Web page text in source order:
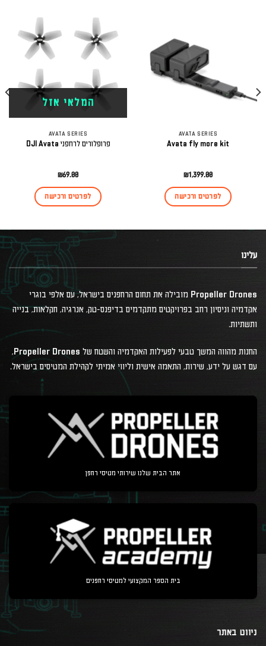
AVATA SERIES
Avata fly more kit
₪1,399.00
לפרטים ורכישה
המלאי אזל
AVATA SERIES
פרופלורים לרחפני DJI Avata
₪69.00
לפרטים ורכישה
עלינו
Propeller Drones מובילה את תחום הרחפנים בישראל, עם אלפי בוגרי
אקדמיה וניסיון רחב בפרויקטים מתקדמים בדיפנס-טק, אנרגיה, חקלאות, בנייה
ותשתיות.
החנות מהווה המשך טבעי לפעילות האקדמיה והשטח של Propeller Drones,
עם דגש על ידע, שירות, התאמה אישית וליווי אמיתי לקהילת המטיסים בישראל.
אתר הבית שלנו שירותי מטיסי רחפן
בית הספר המקצועי למטיסי רחפנים
ניווט באתר